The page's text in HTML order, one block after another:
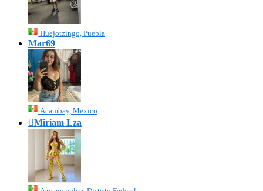
Huejotzingo, Puebla
Mar69
Acambay, Mexico
Miriam Lza